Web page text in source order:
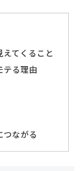
てくること
テる理由
つながる